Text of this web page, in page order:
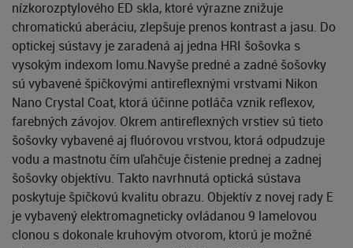
nízkorozptylového ED skla, ktoré výrazne znižuje
chromatickú aberáciu, zlepšuje prenos kontrast a jasu. Do
optickej sústavy je zaradená aj jedna HRI šošovka s
vysokým indexom lomu.Navyše predné a zadné šošovky
sú vybavené špičkovými antireflexnými vrstvami Nikon
Nano Crystal Coat, ktorá účinne potláča vznik reflexov,
farebných závojov. Okrem antireflexných vrstiev sú tieto
šošovky vybavené aj fluórovou vrstvou, ktorá odpudzuje
vodu a mastnotu čím uľahčuje čistenie prednej a zadnej
šošovky objektívu. Takto navrhnutá optická sústava
poskytuje špičkovú kvalitu obrazu. Objektív z novej rady E
je vybavený elektromagneticky ovládanou 9 lamelovou
clonou s dokonale kruhovým otvorom, ktorú je možné